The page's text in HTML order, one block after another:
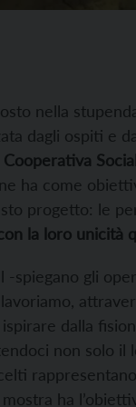
nella
dagli ospiti e
Cooperativa
ha come
progetto: le
la loro unicità
-spiegano gli
dalla
non solo
mostra ha